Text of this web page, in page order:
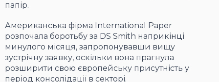
папір.
Американська фірма International Paper
розпочала боротьбу за DS Smith наприкінці
минулого місяця, запропонувавши вищу
зустрічну заявку, оскільки вона прагнула
розширити свою європейську присутність у
період консолідації в секторі.